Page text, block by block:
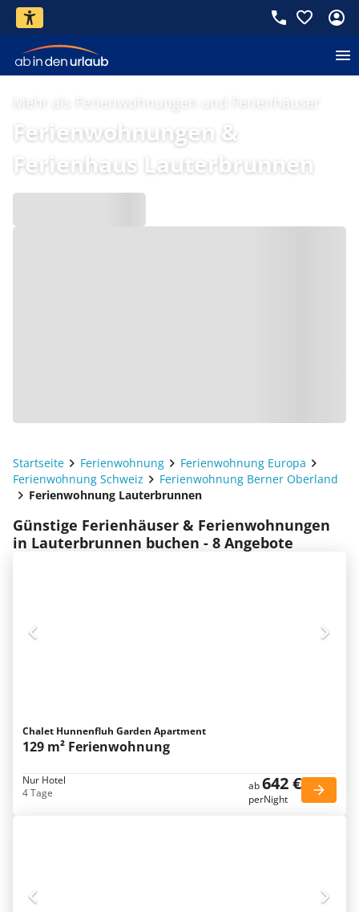
Mehr als Ferienwohnungen und Ferienhäuser
Ferienwohnungen &
Ferienhaus Lauterbrunnen
Startseite Ferienwohnung
Ferienwohnung Europa
Ferienwohnung Schweiz
Ferienwohnung Berner Oberland
Ferienwohnung Lauterbrunnen
Günstige Ferienhäuser & Ferienwohnungen
in Lauterbrunnen buchen - 8 Angebote
Chalet Hunnenfluh Garden Apartment
129 m² Ferienwohnung
Nur Hotel
4 Tage
ab642 €
perNight